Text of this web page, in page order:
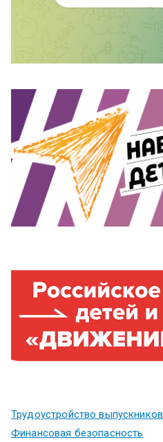
Трудоустройство выпускников
Финансовая безопасность